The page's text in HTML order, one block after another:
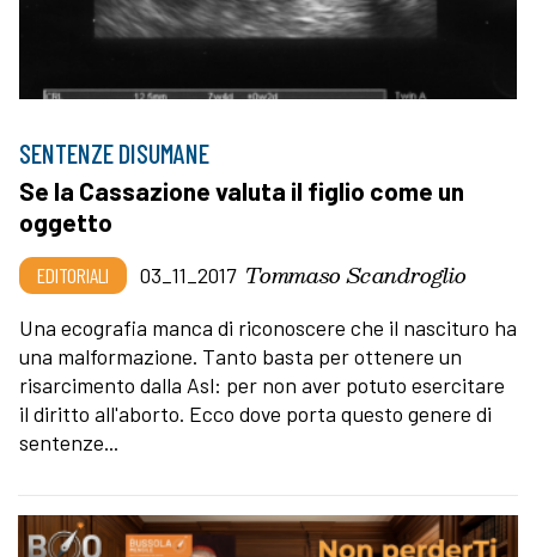
SENTENZE DISUMANE
Se la Cassazione valuta il figlio come un
oggetto
EDITORIALI 03_11_2017 Tommaso Scandroglio
Una ecografia manca di riconoscere che il nascituro ha
una malformazione. Tanto basta per ottenere un
risarcimento dalla Asl: per non aver potuto esercitare
il diritto all'aborto. Ecco dove porta questo genere di
sentenze...